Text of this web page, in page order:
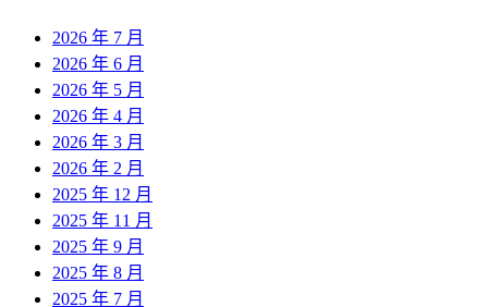
2026 年 7 月
2026 年 6 月
2026 年 5 月
2026 年 4 月
2026 年 3 月
2026 年 2 月
2025 年 12 月
2025 年 11 月
2025 年 9 月
2025 年 8 月
2025 年 7 月